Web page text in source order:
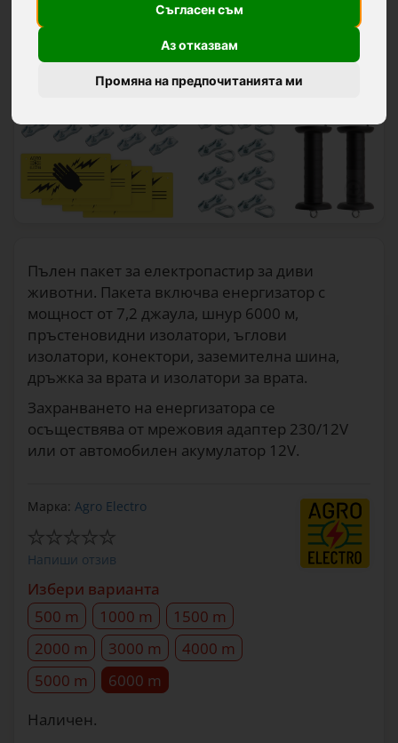
Съгласен съм
Аз отказвам
Промяна на предпочитанията ми
Пълен пакет за електропастир за диви
животни. Пакета включва енергизатор с
мощност от 7,2 джаула, шнур 6000 м,
пръстеновидни изолатори, ъглови
изолатори, конектори, заземителна шина,
дръжка за врата и изолатори за врата.
Захранването на енергизатора се
осъществява от мрежовия адаптер 230/12V
или от автомобилен акумулатор 12V.
Марка: Agro Electro
Напиши отзив
Избери варианта
500 m
1000 m
1500 m
2000 m
3000 m
4000 m
5000 m
6000 m
Наличен.